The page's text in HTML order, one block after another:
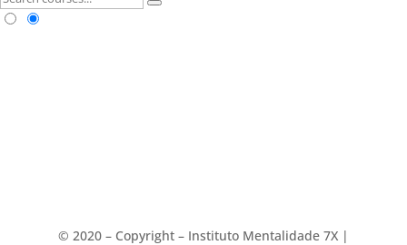
©️ 2020 – Copyright – Instituto Mentalidade 7X |